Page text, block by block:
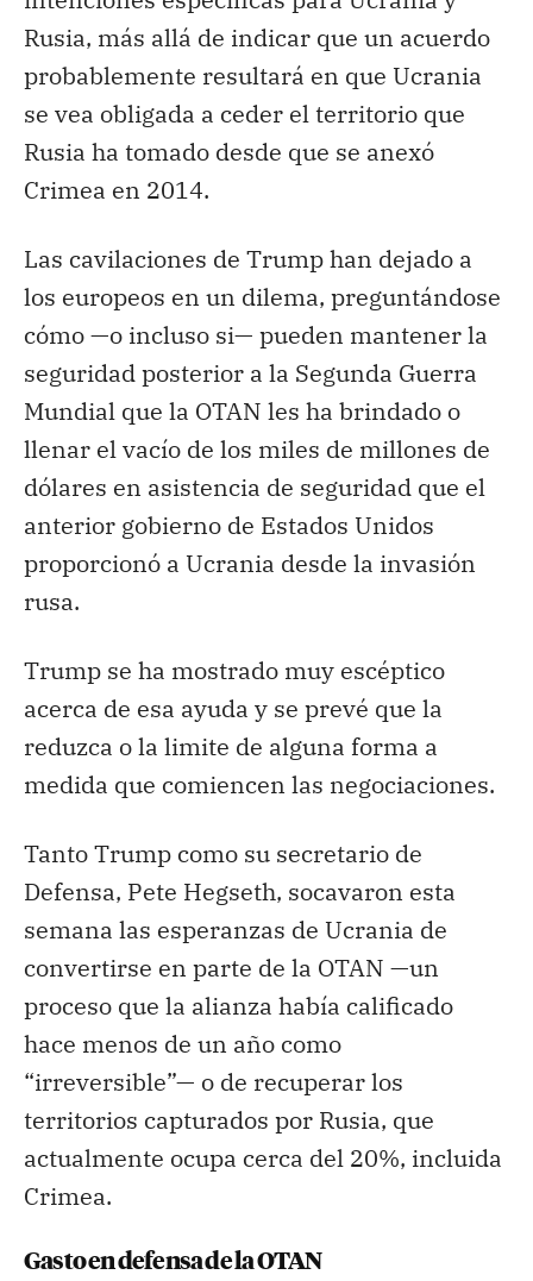
Rusia, más allá de indicar que un acuerdo
probablemente resultará en que Ucrania
se vea obligada a ceder el territorio que
Rusia ha tomado desde que se anexó
Crimea en 2014.
Las cavilaciones de Trump han dejado a
los europeos en un dilema, preguntándose
cómo —o incluso si— pueden mantener la
seguridad posterior a la Segunda Guerra
Mundial que la OTAN les ha brindado o
llenar el vacío de los miles de millones de
dólares en asistencia de seguridad que el
anterior gobierno de Estados Unidos
proporcionó a Ucrania desde la invasión
rusa.
Trump se ha mostrado muy escéptico
acerca de esa ayuda y se prevé que la
reduzca o la limite de alguna forma a
medida que comiencen las negociaciones.
Tanto Trump como su secretario de
Defensa, Pete Hegseth, socavaron esta
semana las esperanzas de Ucrania de
convertirse en parte de la OTAN —un
proceso que la alianza había calificado
hace menos de un año como
“irreversible”— o de recuperar los
territorios capturados por Rusia, que
actualmente ocupa cerca del 20%, incluida
Crimea.
Gasto en defensa de la OTAN